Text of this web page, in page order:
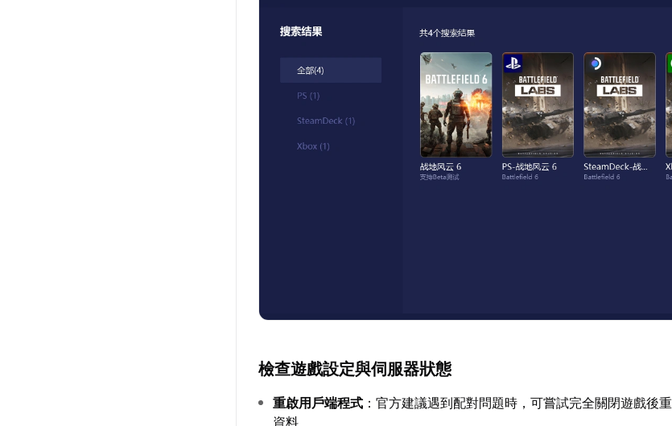
檢查遊戲設定與伺服器狀態
重啟用戶端程式 ：官方建議遇到配對問題時，可嘗試完全關閉遊戲後
資料